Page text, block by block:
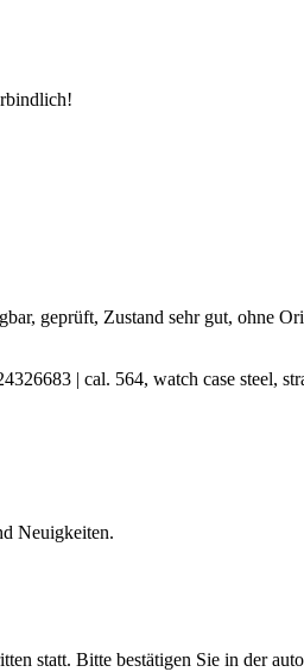
geprüft, Zustand sehr gut, ohne
| cal. 564, watch case steel,
Neuigkeiten.
statt. Bitte bestätigen Sie in der